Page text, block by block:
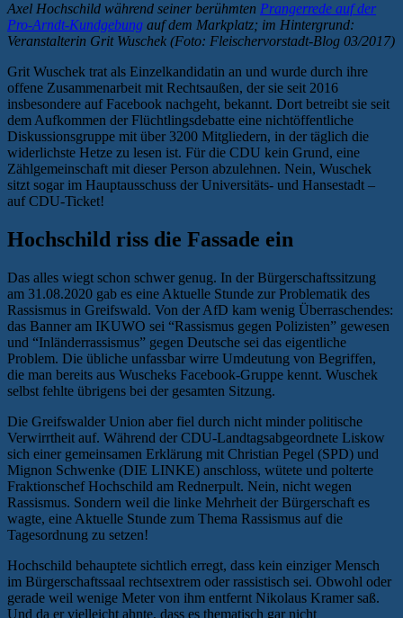
Axel Hochschild während seiner berühmten Prangerrede auf der
Pro-Arndt-Kundgebung auf dem Markplatz; im Hintergrund:
Veranstalterin Grit Wuschek (Foto: Fleischervorstadt-Blog 03/2017)
Grit Wuschek trat als Einzelkandidatin an und wurde durch ihre
offene Zusammenarbeit mit Rechtsaußen, der sie seit 2016
insbesondere auf Facebook nachgeht, bekannt. Dort betreibt sie seit
dem Aufkommen der Flüchtlingsdebatte eine nichtöffentliche
Diskussionsgruppe mit über 3200 Mitgliedern, in der täglich die
widerlichste Hetze zu lesen ist. Für die CDU kein Grund, eine
Zählgemeinschaft mit dieser Person abzulehnen. Nein, Wuschek
sitzt sogar im Hauptausschuss der Universitäts- und Hansestadt –
auf CDU-Ticket!
Hochschild riss die Fassade ein
Das alles wiegt schon schwer genug. In der Bürgerschaftssitzung
am 31.08.2020 gab es eine Aktuelle Stunde zur Problematik des
Rassismus in Greifswald. Von der AfD kam wenig Überraschendes:
das Banner am IKUWO sei “Rassismus gegen Polizisten” gewesen
und “Inländerrassismus” gegen Deutsche sei das eigentliche
Problem. Die übliche unfassbar wirre Umdeutung von Begriffen,
die man bereits aus Wuscheks Facebook-Gruppe kennt. Wuschek
selbst fehlte übrigens bei der gesamten Sitzung.
Die Greifswalder Union aber fiel durch nicht minder politische
Verwirrtheit auf. Während der CDU-Landtagsabgeordnete Liskow
sich einer gemeinsamen Erklärung mit Christian Pegel (SPD) und
Mignon Schwenke (DIE LINKE) anschloss, wütete und polterte
Fraktionschef Hochschild am Rednerpult. Nein, nicht wegen
Rassismus. Sondern weil die linke Mehrheit der Bürgerschaft es
wagte, eine Aktuelle Stunde zum Thema Rassismus auf die
Tagesordnung zu setzen!
Hochschild behauptete sichtlich erregt, dass kein einziger Mensch
im Bürgerschaftssaal rechtsextrem oder rassistisch sei. Obwohl oder
gerade weil wenige Meter von ihm entfernt Nikolaus Kramer saß.
Und da er vielleicht ahnte, dass es thematisch gar nicht